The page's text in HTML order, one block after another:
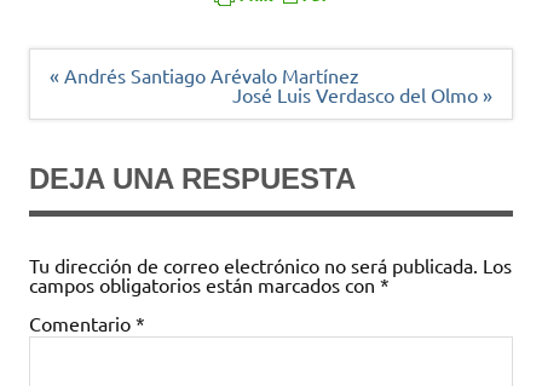
Navegación
« Andrés Santiago Arévalo Martínez
José Luis Verdasco del Olmo »
DEJA UNA RESPUESTA
Tu dirección de correo electrónico no será publicada. Los
campos obligatorios están marcados con *
Comentario *